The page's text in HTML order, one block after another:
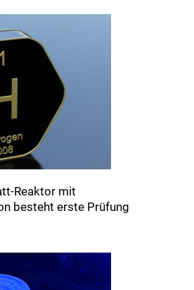
Reaktor mit
besteht erste Prüfung